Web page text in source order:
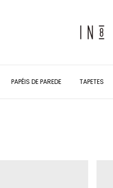
PAPÉIS DE PAREDE TAPETES